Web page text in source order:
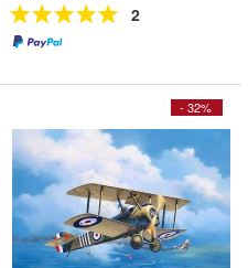
2
- 32%